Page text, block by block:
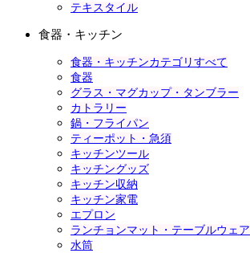
テキスタイル
食器・キッチン
食器・キッチンカテゴリすべて
食器
グラス・マグカップ・タンブラー
カトラリー
鍋・フライパン
ティーポット・急須
キッチンツール
キッチングッズ
キッチン収納
キッチン家電
エプロン
ランチョンマット・テーブルウェア
水筒